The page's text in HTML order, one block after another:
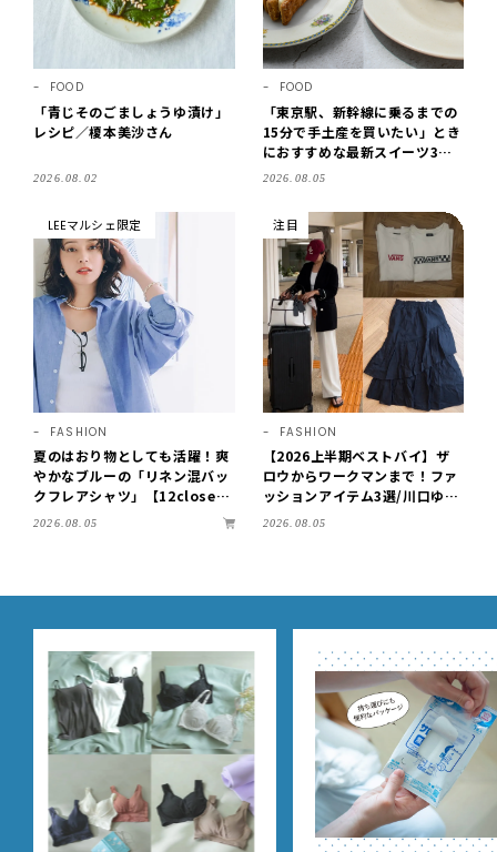
FOOD
「青じそのごましょうゆ漬け」
レシピ／榎本美沙さん
2026.08.02
FOOD
「東京駅、新幹線に乗るまでの
15分で手土産を買いたい」とき
におすすめな最新スイーツ3選
【東京駅改札内・朝8時開店】
2026.08.05
LEEマルシェ限定
FASHION
夏のはおり物としても活躍！爽
やかなブルーの「リネン混バッ
クフレアシャツ」【12close
t】
2026.08.05
注目
FASHION
【2026上半期ベストバイ】ザ
ロウからワークマンまで！ファ
ッションアイテム3選/川口ゆか
り
2026.08.05